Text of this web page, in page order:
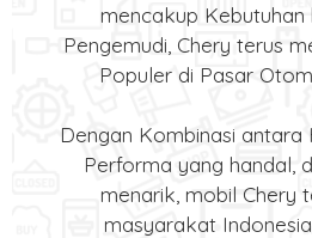
mencakup Kebutuhan
Pengemudi, Chery terus
Populer di Pasar
Dengan Kombinasi antara
Performa yang handal,
menarik, mobil Chery
masyarakat